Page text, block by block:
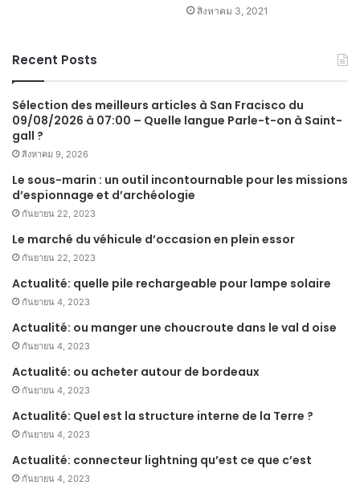
สิงหาคม 3, 2021
Recent Posts
Sélection des meilleurs articles à San Fracisco du
09/08/2026 à 07:00 – Quelle langue Parle-t-on à Saint-
gall ?
สิงหาคม 9, 2026
Le sous-marin : un outil incontournable pour les missions
d’espionnage et d’archéologie
กันยายน 22, 2023
Le marché du véhicule d’occasion en plein essor
กันยายน 22, 2023
Actualité: quelle pile rechargeable pour lampe solaire
กันยายน 4, 2023
Actualité: ou manger une choucroute dans le val d oise
กันยายน 4, 2023
Actualité: ou acheter autour de bordeaux
กันยายน 4, 2023
Actualité: Quel est la structure interne de la Terre ?
กันยายน 4, 2023
Actualité: connecteur lightning qu’est ce que c’est
กันยายน 4, 2023